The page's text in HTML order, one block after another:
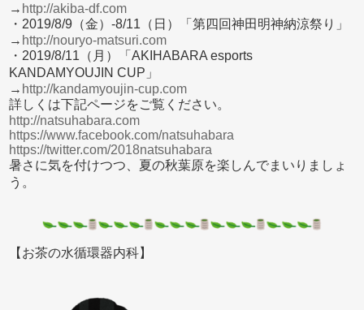
→ http://akiba-df.com
・2019/8/9（金）-8/11（日）「第四回神田明神納涼祭り」
→ http://nouryo-matsuri.com
・2019/8/11（月）「AKIHABARA esports
KANDAMYOUJIN CUP」
→ http://kandamyoujin-cup.com
詳しくは下記ページをご覧ください。
http://natsuhabara.com
https://www.facebook.com/natsuhabara
https://twitter.com/2018natsuhabara
暑さに気を付けつつ、夏の秋葉原を楽しんでまいりましょ
う。
【お茶の水循環器内科】